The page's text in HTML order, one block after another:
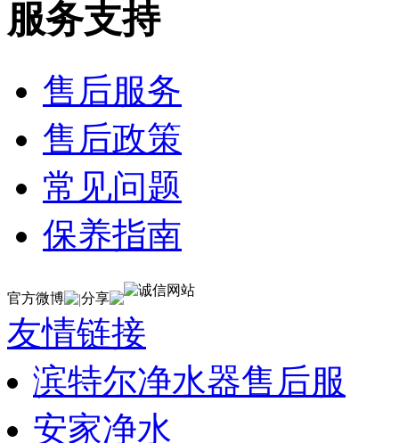
服务支持
售后服务
售后政策
常见问题
保养指南
官方微博 |分享
友情链接
滨特尔净水器售后服
安家净水